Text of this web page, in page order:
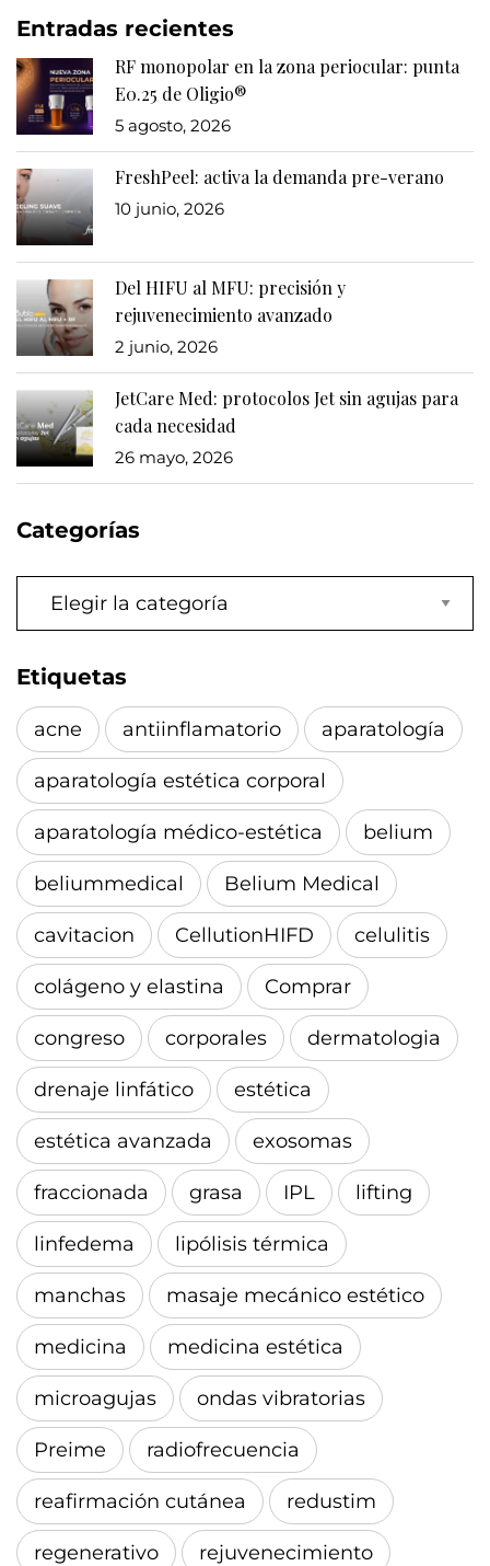
Entradas recientes
RF monopolar en la zona periocular: punta
E0.25 de Oligio®
5 agosto, 2026
FreshPeel: activa la demanda pre-verano
10 junio, 2026
Del HIFU al MFU: precisión y
rejuvenecimiento avanzado
2 junio, 2026
JetCare Med: protocolos Jet sin agujas para
cada necesidad
26 mayo, 2026
Categorías
Categorías
Etiquetas
acne antiinflamatorio aparatología
aparatología estética corporal
aparatología médico-estética belium
beliummedical Belium Medical
cavitacion CellutionHIFD celulitis
colágeno y elastina Comprar
congreso corporales dermatologia
drenaje linfático estética
estética avanzada exosomas
fraccionada grasa IPL lifting
linfedema lipólisis térmica
manchas masaje mecánico estético
medicina medicina estética
microagujas ondas vibratorias
Preime radiofrecuencia
reafirmación cutánea redustim
regenerativo rejuvenecimiento